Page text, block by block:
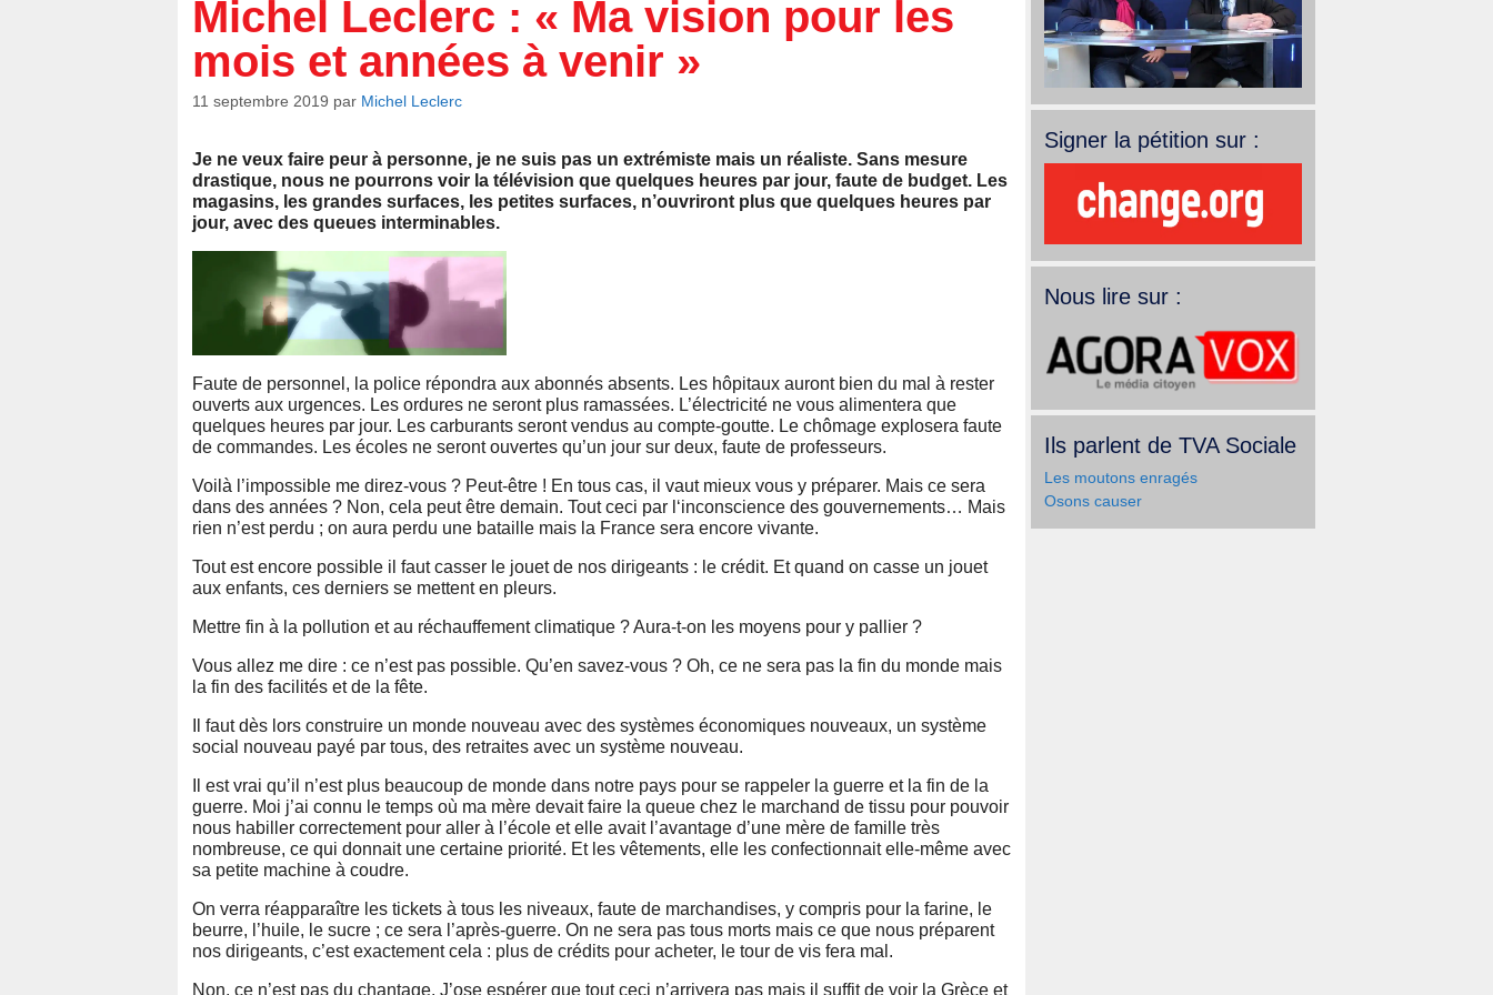
Michel Leclerc : « Ma vision pour les
mois et années à venir »
11 septembre 2019 par Michel Leclerc
Je ne veux faire peur à personne, je ne suis pas un extrémiste mais un réaliste. Sans mesure
drastique, nous ne pourrons voir la télévision que quelques heures par jour, faute de budget. Les
magasins, les grandes surfaces, les petites surfaces, n’ouvriront plus que quelques heures par
jour, avec des queues interminables.
Faute de personnel, la police répondra aux abonnés absents. Les hôpitaux auront bien du mal à rester
ouverts aux urgences. Les ordures ne seront plus ramassées. L’électricité ne vous alimentera que
quelques heures par jour. Les carburants seront vendus au compte-goutte. Le chômage explosera faute
de commandes. Les écoles ne seront ouvertes qu’un jour sur deux, faute de professeurs.
Voilà l’impossible me direz-vous ? Peut-être ! En tous cas, il vaut mieux vous y préparer. Mais ce sera
dans des années ? Non, cela peut être demain. Tout ceci par l‘inconscience des gouvernements… Mais
rien n’est perdu ; on aura perdu une bataille mais la France sera encore vivante.
Tout est encore possible il faut casser le jouet de nos dirigeants : le crédit. Et quand on casse un jouet
aux enfants, ces derniers se mettent en pleurs.
Mettre fin à la pollution et au réchauffement climatique ? Aura-t-on les moyens pour y pallier ?
Vous allez me dire : ce n’est pas possible. Qu’en savez-vous ? Oh, ce ne sera pas la fin du monde mais
la fin des facilités et de la fête.
Il faut dès lors construire un monde nouveau avec des systèmes économiques nouveaux, un système
social nouveau payé par tous, des retraites avec un système nouveau.
Il est vrai qu’il n’est plus beaucoup de monde dans notre pays pour se rappeler la guerre et la fin de la
guerre. Moi j’ai connu le temps où ma mère devait faire la queue chez le marchand de tissu pour pouvoir
nous habiller correctement pour aller à l’école et elle avait l’avantage d’une mère de famille très
nombreuse, ce qui donnait une certaine priorité. Et les vêtements, elle les confectionnait elle-même avec
sa petite machine à coudre.
On verra réapparaître les tickets à tous les niveaux, faute de marchandises, y compris pour la farine, le
beurre, l’huile, le sucre ; ce sera l’après-guerre. On ne sera pas tous morts mais ce que nous préparent
nos dirigeants, c’est exactement cela : plus de crédits pour acheter, le tour de vis fera mal.
Non, ce n’est pas du chantage. J’ose espérer que tout ceci n’arrivera pas mais il suffit de voir la Grèce et
Signer la pétition sur :
Nous lire sur :
Ils parlent de TVA Sociale
Les moutons enragés
Osons causer